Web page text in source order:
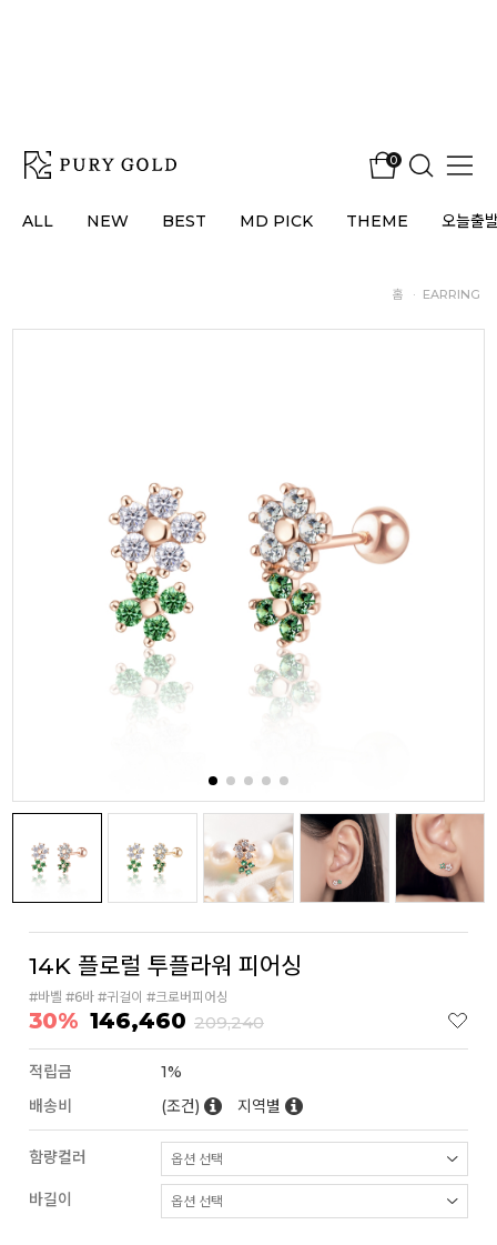
0
ALL NEW BEST MD PICK THEME 오늘출
홈 · EARRING
14K 플로럴 투플라워 피어싱
#바벨 #6바 #귀걸이 #크로버피어싱
30% 146,460 209,240
적립금
1%
배송비
(조건) 지역별
함량컬러
바길이